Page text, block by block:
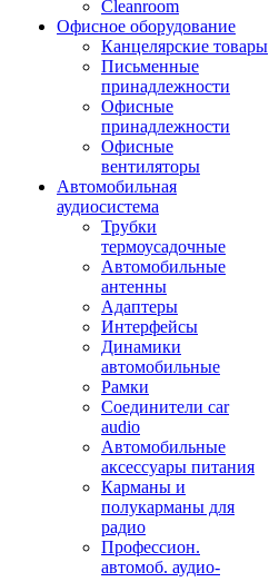
Cleanroom
Офисное оборудование
Канцелярские товары
Письменные
принадлежности
Офисные
принадлежности
Офисные
вентиляторы
Автомобильная
аудиосистема
Трубки
термоусадочные
Автомобильные
антенны
Адаптеры
Интерфейсы
Динамики
автомобильные
Рамки
Соединители car
audio
Автомобильные
аксессуары питания
Карманы и
полукарманы для
радио
Профессион.
автомоб. аудио-